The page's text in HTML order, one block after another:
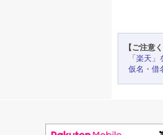
【ご注意
「楽天
仮名・借